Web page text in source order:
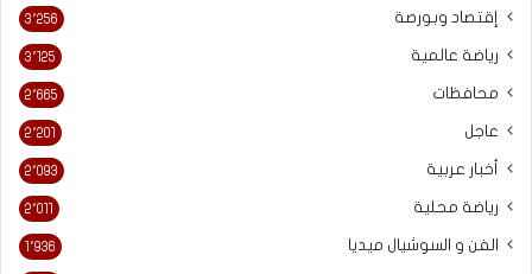
إقتصاد وبورصة 3٬256
رياضة عالمية 3٬125
محافظات 2٬665
عاجل 2٬201
أخبار عربية 2٬093
رياضة محلية 2٬011
الفن و السوشيال ميديا 1٬936